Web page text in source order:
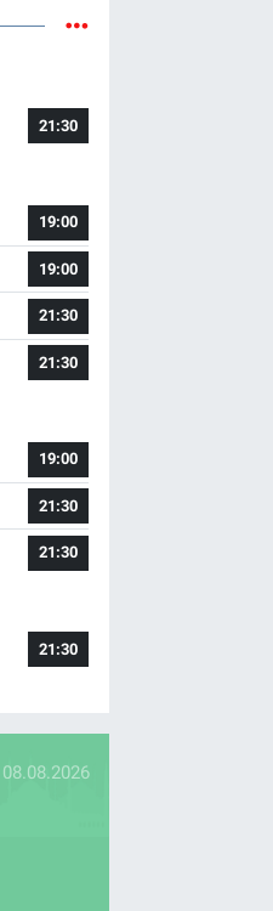
21:30
19:00
19:00
21:30
21:30
19:00
21:30
21:30
21:30
08.08.2026